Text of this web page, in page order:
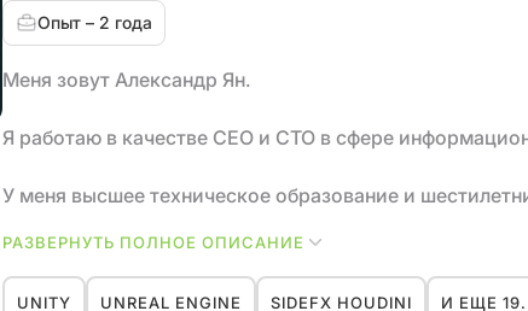
Опыт – 2 года
Меня зовут Александр Ян.
Я работаю в качестве CEO и CTO в сфере
У меня высшее техническое образование и
сотрудников более 100+ человек.
Я достаточно квалифицирован во многих аспектах
РАЗВЕРНУТЬ ПОЛНОЕ ОПИСАНИЕ
UNITY UNREAL ENGINE SIDEFX HOUDINI И ЕЩЕ